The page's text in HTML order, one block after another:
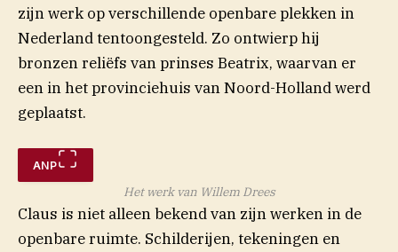
zijn werk op verschillende openbare plekken in
Nederland tentoongesteld. Zo ontwierp hij
bronzen reliëfs van prinses Beatrix, waarvan er
een in het provinciehuis van Noord-Holland werd
geplaatst.
ANP
Het werk van Willem Drees
Claus is niet alleen bekend van zijn werken in de
openbare ruimte. Schilderijen, tekeningen en